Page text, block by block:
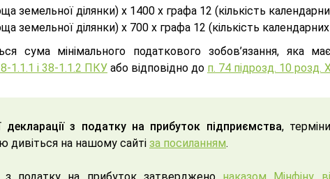
земельної ділянки) х 1400 х графа 12 (кількість
земельної ділянки) х 700 х графа 12 (кількість
сума мінімального податкового зобов’язання, яка
1.1.1 і 38-1.1.2 ПКУ або відповідно до п. 74 підрозд. 10
декларації з податку на прибуток підприємства,
дивіться на нашому сайті за посиланням.